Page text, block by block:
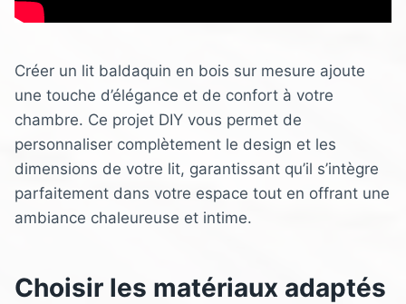
Créer un lit baldaquin en bois sur mesure ajoute
une touche d’élégance et de confort à votre
chambre. Ce projet DIY vous permet de
personnaliser complètement le design et les
dimensions de votre lit, garantissant qu’il s’intègre
parfaitement dans votre espace tout en offrant une
ambiance chaleureuse et intime.
Choisir les matériaux adaptés